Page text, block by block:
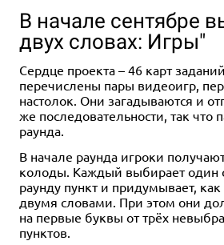
1-4
Исторический детектив:
Ставки сделаны
299 ₽
Уведомить о наличии
6
299 ₽
1-4
Исторический детектив:
Смерть на балу
299 ₽
В начале сентябре
двух словах: Игры"
Сердце проекта – 46 карт
перечислены пары видеоигр,
настолок. Они загадываются и
же последовательности, так что
раунда.
В начале раунда игроки
колоды. Каждый выбирает один
раунду пункт и придумывает,
двумя словами. При этом они
на первые буквы от трёх
пунктов.